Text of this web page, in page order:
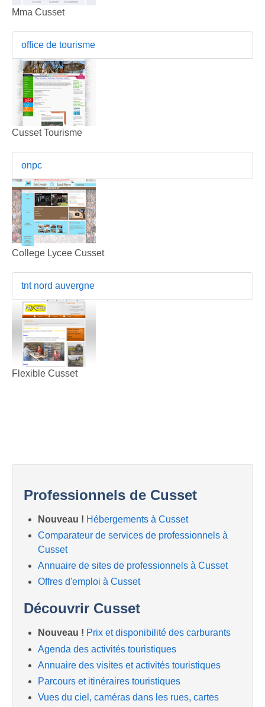
Mma Cusset
office de tourisme
Cusset Tourisme
onpc
College Lycee Cusset
tnt nord auvergne
Flexible Cusset
Professionnels de Cusset
Nouveau ! Hébergements à Cusset
Comparateur de services de professionnels à
Cusset
Annuaire de sites de professionnels à Cusset
Offres d'emploi à Cusset
Découvrir Cusset
Nouveau ! Prix et disponibilité des carburants
Agenda des activités touristiques
Annuaire des visites et activités touristiques
Parcours et itinéraires touristiques
Vues du ciel, caméras dans les rues, cartes